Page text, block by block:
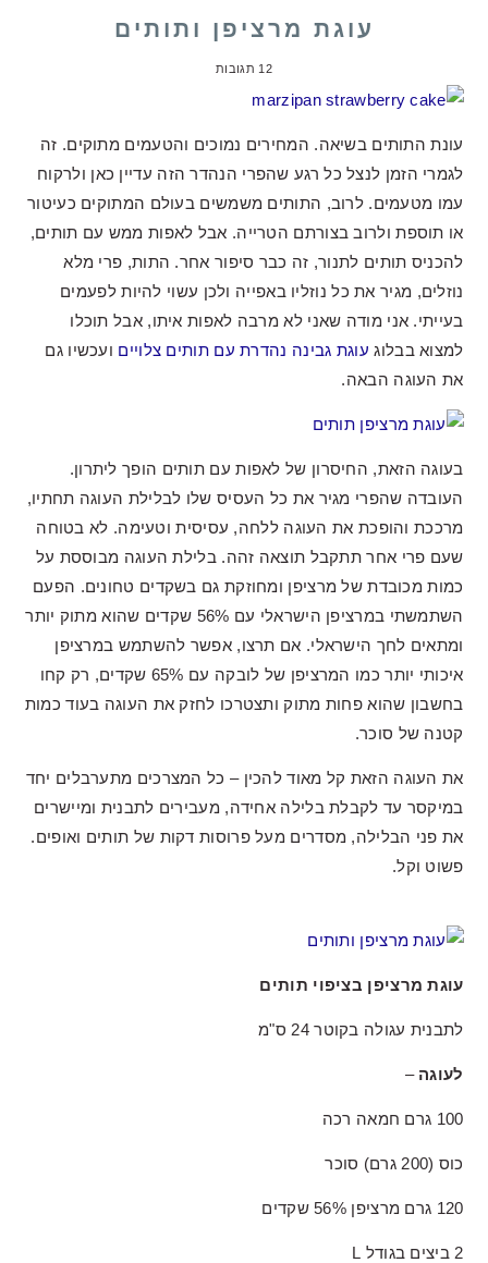
עוגת מרציפן ותותים
12 תגובות
עונת התותים בשיאה. המחירים נמוכים והטעמים מתוקים. זה
לגמרי הזמן לנצל כל רגע שהפרי הנהדר הזה עדיין כאן ולרקוח
עמו מטעמים. לרוב, התותים משמשים בעולם המתוקים כעיטור
או תוספת ולרוב בצורתם הטרייה. אבל לאפות ממש עם תותים,
להכניס תותים לתנור, זה כבר סיפור אחר. התות, פרי מלא
נוזלים, מגיר את כל נוזליו באפייה ולכן עשוי להיות לפעמים
בעייתי. אני מודה שאני לא מרבה לאפות איתו, אבל תוכלו
למצוא בבלוג עוגת גבינה נהדרת עם תותים צלויים ועכשיו גם
את העוגה הבאה.
בעוגה הזאת, החיסרון של לאפות עם תותים הופך ליתרון.
העובדה שהפרי מגיר את כל העסיס שלו לבלילת העוגה תחתיו,
מרככת והופכת את העוגה ללחה, עסיסית וטעימה. לא בטוחה
שעם פרי אחר תתקבל תוצאה זהה. בלילת העוגה מבוססת על
כמות מכובדת של מרציפן ומחוזקת גם בשקדים טחונים. הפעם
השתמשתי במרציפן הישראלי עם 56% שקדים שהוא מתוק יותר
ומתאים לחך הישראלי. אם תרצו, אפשר להשתמש במרציפן
איכותי יותר כמו המרציפן של לובקה עם 65% שקדים, רק קחו
בחשבון שהוא פחות מתוק ותצטרכו לחזק את העוגה בעוד כמות
קטנה של סוכר.
את העוגה הזאת קל מאוד להכין – כל המצרכים מתערבלים יחד
במיקסר עד לקבלת בלילה אחידה, מעבירים לתבנית ומיישרים
את פני הבלילה, מסדרים מעל פרוסות דקות של תותים ואופים.
פשוט וקל.
עוגת מרציפן בציפוי תותים
לתבנית עגולה בקוטר 24 ס"מ
לעוגה –
100 גרם חמאה רכה
כוס (200 גרם) סוכר
120 גרם מרציפן 56% שקדים
2 ביצים בגודל L